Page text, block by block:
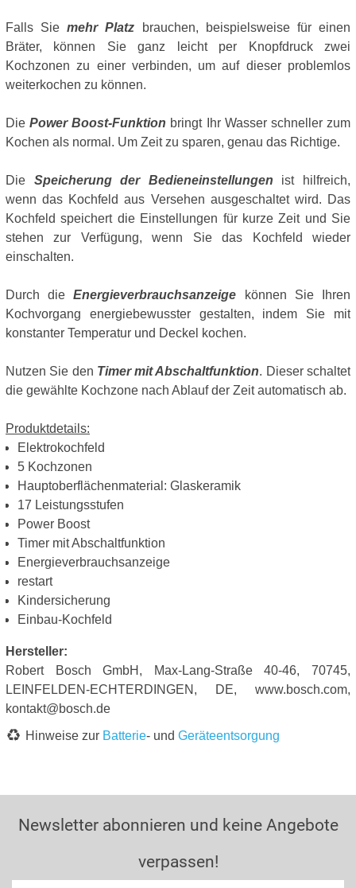
Falls Siemehr Platz brauchen, beispielsweise für einen
Bräter, können Sie ganz leicht per Knopfdruck zwei
Kochzonen zu einer verbinden, um auf dieser problemlos
weiterkochen zu können.
DiePower Boost-Funktion bringt Ihr Wasser schneller zum
Kochen als normal. Um Zeit zu sparen, genau das Richtige.
Die Speicherung der Bedieneinstellungen ist hilfreich,
wenn das Kochfeld aus Versehen ausgeschaltet wird. Das
Kochfeld speichert die Einstellungen für kurze Zeit und Sie
stehen zur Verfügung, wenn Sie das Kochfeld wieder
einschalten.
Durch dieEnergieverbrauchsanzeige können Sie Ihren
Kochvorgang energiebewusster gestalten, indem Sie mit
konstanter Temperatur und Deckel kochen.
Nutzen Sie den Timer mit Abschaltfunktion. Dieser schaltet
die gewählte Kochzone nach Ablauf der Zeit automatisch ab.
Produktdetails:
Elektrokochfeld
5 Kochzonen
Hauptoberflächenmaterial: Glaskeramik
17 Leistungsstufen
Power Boost
Timer mit Abschaltfunktion
Energieverbrauchsanzeige
restart
Kindersicherung
Einbau-Kochfeld
Hersteller:
Robert Bosch GmbH, Max-Lang-Straße 40-46, 70745,
LEINFELDEN-ECHTERDINGEN, DE, www.bosch.com,
kontakt@bosch.de
Hinweise zur Batterie- und Geräteentsorgung
Newsletter abonnieren und keine Angebote
verpassen!